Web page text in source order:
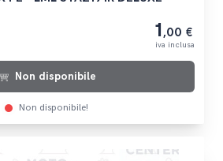
1,00 €
iva inclusa
Non disponibile
Non disponibile!